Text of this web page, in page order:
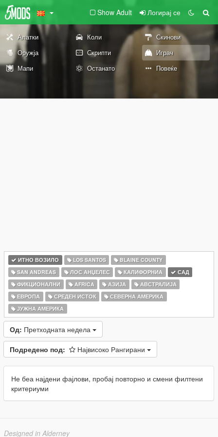
Show Adult Логирај се
Алатки Коли
Скинови
Оружја
Скрипти
Играч
Мапи
Останато Повеќе
ИТНО ВОЗИЛО LOS SANTOS
BLAINE COUNTY
SAN ANDREAS
ЛОС АНЏЕЛЕС КАЛИФОРНИА
САД
ФИКЦИОНАЛНИ
AFRICA АЗИЈА
АВСТРАЛИЈА
ЕВРОПА
СРЕДЕН ИСТОК
СЕВЕРНА АМЕРИКА
ЈУЖНА АМЕРИКА
Од: Претходната недела
Подредено под: Највисоко Рангирани
Не беа најдени фајлови, пробај повторно и смени филтени
критериуми
Designed in Alderney